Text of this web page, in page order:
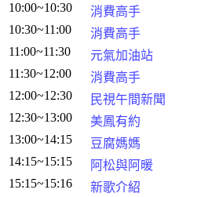
10:00~10:30
消費高手
10:30~11:00
消費高手
11:00~11:30
元氣加油站
11:30~12:00
消費高手
12:00~12:30
民視午間新聞
12:30~13:00
美鳳有約
13:00~14:15
豆腐媽媽
14:15~15:15
阿松與阿暖
15:15~15:16
新歌介紹